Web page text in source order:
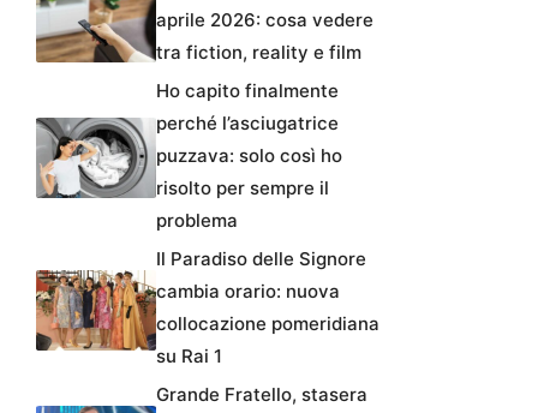
aprile 2026: cosa vedere
tra fiction, reality e film
Ho capito finalmente
perché l’asciugatrice
puzzava: solo così ho
risolto per sempre il
problema
Il Paradiso delle Signore
cambia orario: nuova
collocazione pomeridiana
su Rai 1
Grande Fratello, stasera